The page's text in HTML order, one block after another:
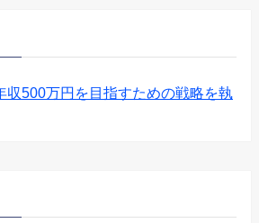
収500万円を目指すための戦略を執